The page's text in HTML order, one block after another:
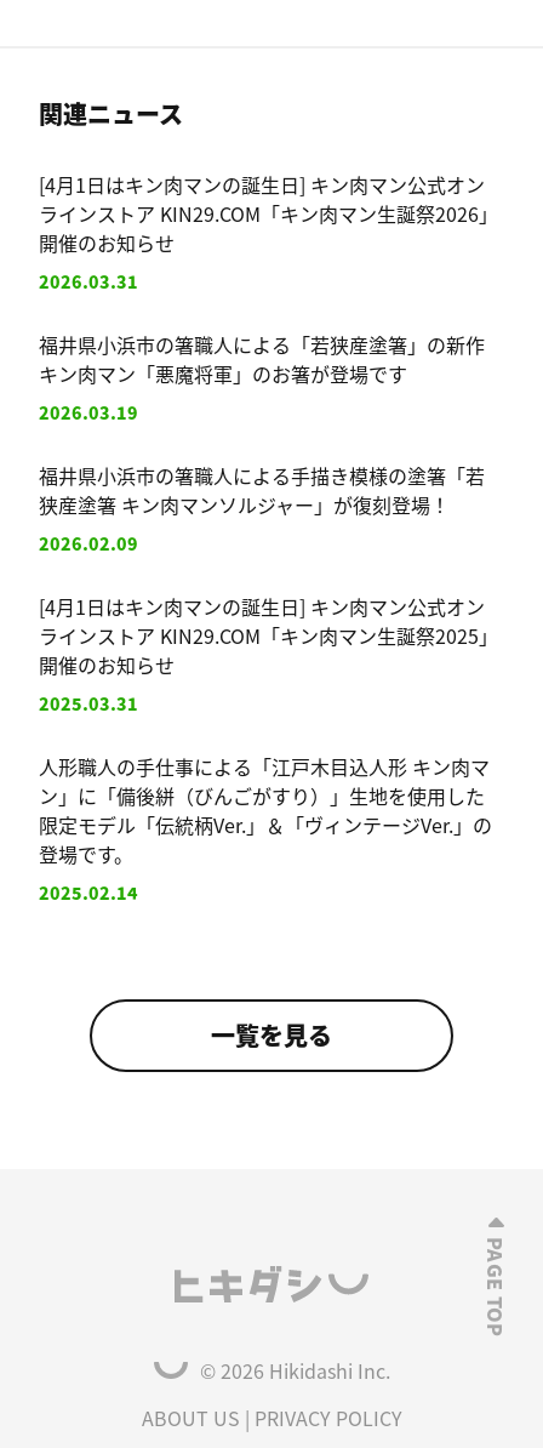
関連ニュース
[4月1日はキン肉マンの誕生日] キン肉マン公式オン
ラインストア KIN29.COM「キン肉マン生誕祭2026」
開催のお知らせ
2026.03.31
福井県小浜市の箸職人による「若狭産塗箸」の新作
キン肉マン「悪魔将軍」のお箸が登場です
2026.03.19
福井県小浜市の箸職人による手描き模様の塗箸「若
狭産塗箸 キン肉マンソルジャー」が復刻登場！
2026.02.09
[4月1日はキン肉マンの誕生日] キン肉マン公式オン
ラインストア KIN29.COM「キン肉マン生誕祭2025」
開催のお知らせ
2025.03.31
人形職人の手仕事による「江戸木目込人形 キン肉マ
ン」に「備後絣（びんごがすり）」生地を使用した
限定モデル「伝統柄Ver.」＆「ヴィンテージVer.」の
登場です。
2025.02.14
一覧を見る
© 2026 Hikidashi Inc.
ABOUT US | PRIVACY POLICY